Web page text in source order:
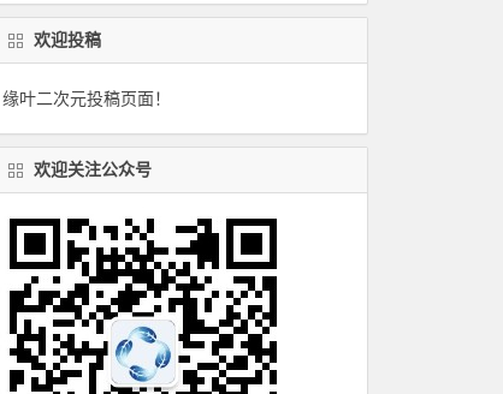
欢迎投稿
缘叶二次元投稿页面！
欢迎关注公众号